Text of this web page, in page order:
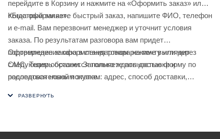
перейдите в Корзину и нажмите на «Оформить заказ» или
«Быстрый заказ».
Когда оформляете быстрый заказ, напишите ФИО, телефон
и e-mail. Вам перезвонит менеджер и уточнит условия
заказа. По результатам разговора вам придет
подтверждение оформления товара на почту или через
СМС. Теперь останется только ждать доставки и
радоваться новой покупке.
Оформление заказа в стандартном режиме выглядит
следующим образом. Заполняете полностью форму по
последовательным этапам: адрес, способ доставки,